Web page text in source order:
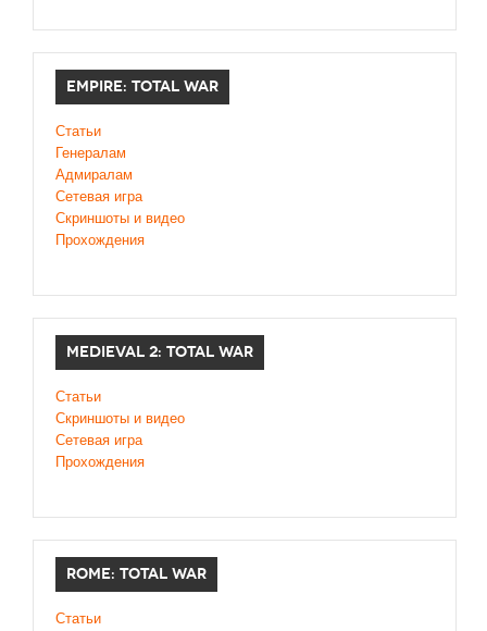
EMPIRE: TOTAL WAR
Статьи
Генералам
Адмиралам
Сетевая игра
Скриншоты и видео
Прохождения
MEDIEVAL 2: TOTAL WAR
Статьи
Скриншоты и видео
Сетевая игра
Прохождения
ROME: TOTAL WAR
Статьи